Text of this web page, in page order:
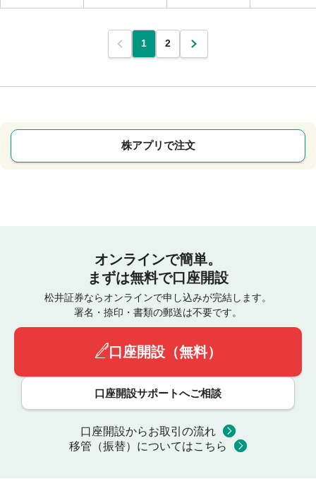
1 2
株アプリで注文
オンラインで簡単。
まずは無料で口座開設
松井証券ならオンラインで申し込みが完結します。
署名・捺印・書類の郵送は不要です。
口座開設（無料）
口座開設サポートへご相談
口座開設からお取引の流れ
移管（振替）についてはこちら